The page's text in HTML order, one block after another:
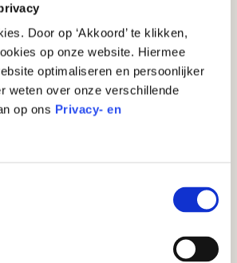
Door op ‘Akkoord’ te klikken,
op onze website. Hiermee
optimaliseren en persoonlijker
weten over onze verschillende
op ons Privacy- en
maak je
Open je bankenapp op je
tablet. Zorg ervoor dat je bent
voor overboekingen. Dit
per bank, maar meestal vind je
in:
Net zoals je bij een normale